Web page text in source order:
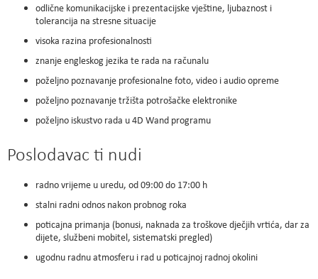
odlične komunikacijske i prezentacijske vještine, ljubaznost i
tolerancija na stresne situacije
visoka razina profesionalnosti
znanje engleskog jezika te rada na računalu
poželjno poznavanje profesionalne foto, video i audio opreme
poželjno poznavanje tržišta potrošačke elektronike
poželjno iskustvo rada u 4D Wand programu
Poslodavac ti nudi
radno vrijeme u uredu, od 09:00 do 17:00 h
stalni radni odnos nakon probnog roka
poticajna primanja (bonusi, naknada za troškove dječjih vrtića, dar za
dijete, službeni mobitel, sistematski pregled)
ugodnu radnu atmosferu i rad u poticajnoj radnoj okolini